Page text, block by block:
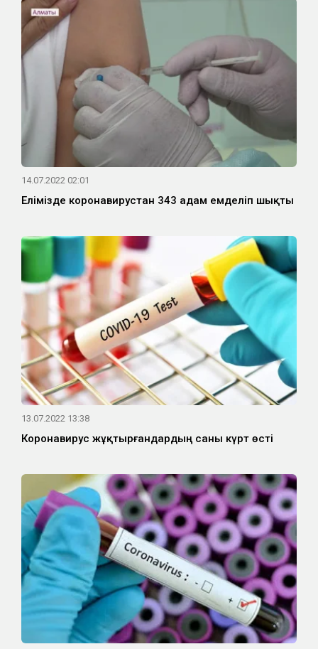
14.07.2022 02:01
Елімізде коронавирустан 343 адам емделіп шықты
13.07.2022 13:38
Коронавирус жұқтырғандардың саны күрт өсті